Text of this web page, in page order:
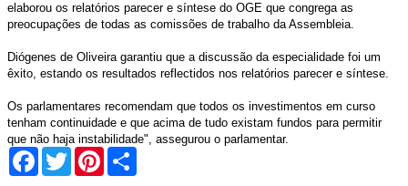
elaborou os relatórios parecer e síntese do OGE que congrega as
preocupações de todas as comissões de trabalho da Assembleia.
Diógenes de Oliveira garantiu que a discussão da especialidade foi um
êxito, estando os resultados reflectidos nos relatórios parecer e síntese.
Os parlamentares recomendam que todos os investimentos em curso
tenham continuidade e que acima de tudo existam fundos para permitir
que não haja instabilidade", assegurou o parlamentar.
Facebook
TwitterPinterest